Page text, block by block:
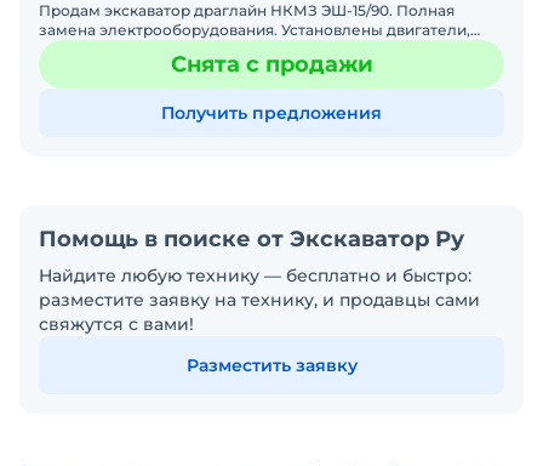
Продам экскаватор драглайн НКМЗ ЭШ-15/90. Полная
замена электрооборудования. Установлены двигатели,
системы обеспечения производственного процесса и
вспомогат
Снята с продажи
Получить предложения
Помощь в поиске от Экскаватор Ру
Найдите любую технику — бесплатно и быстро:
разместите заявку на технику, и продавцы сами
свяжутся с вами!
Разместить заявку